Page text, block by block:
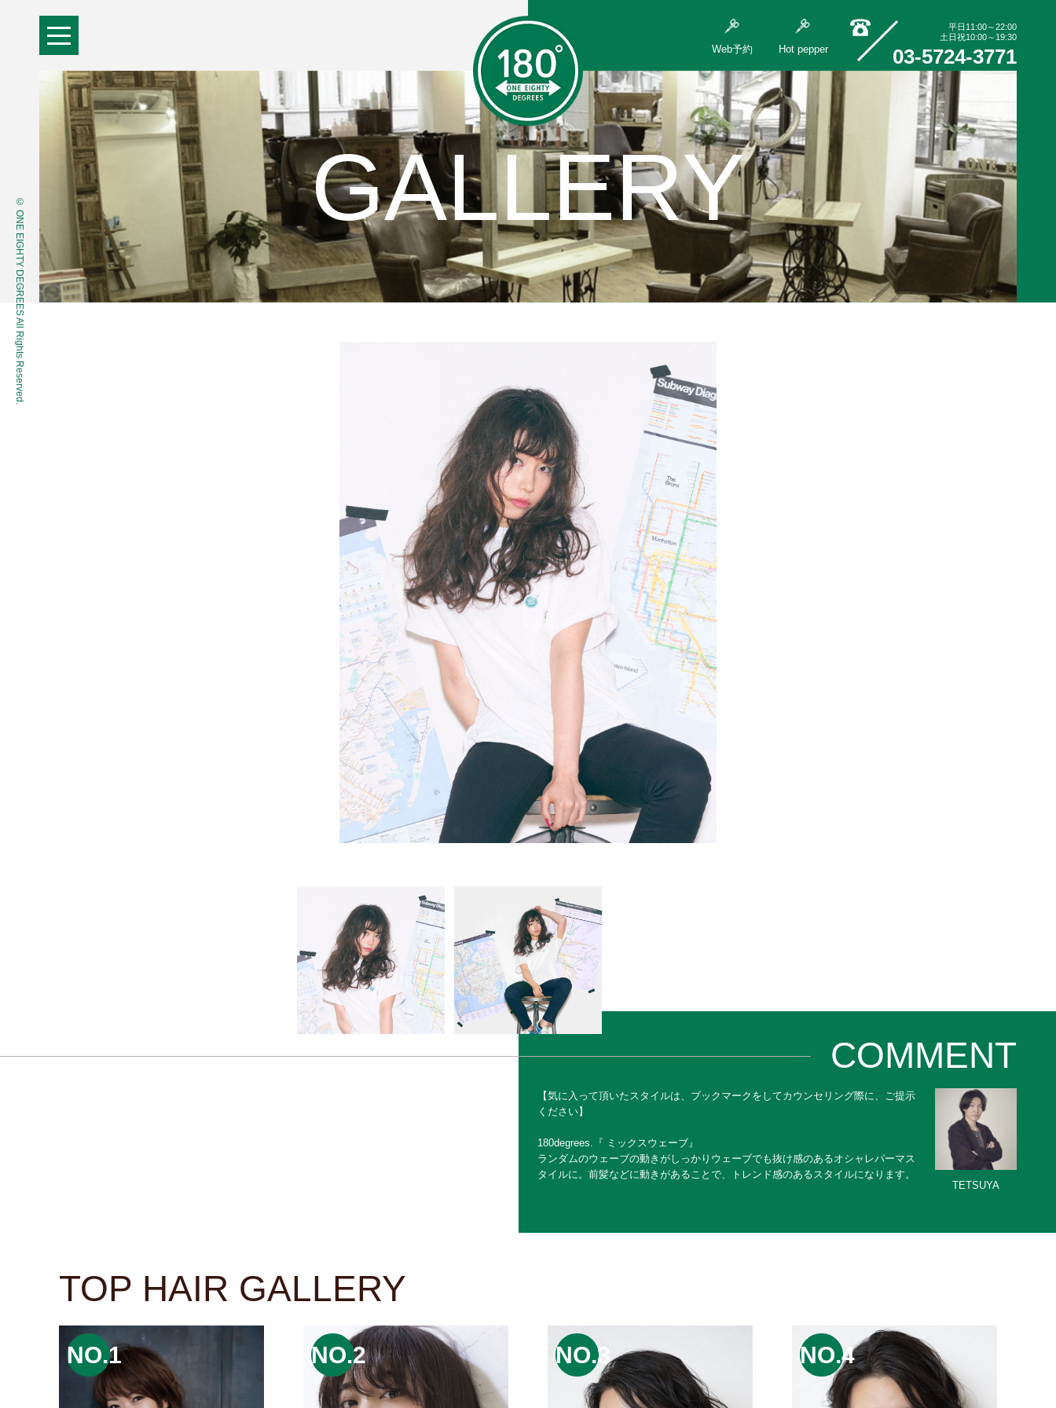
Web予約 Hot pepper
平日11:00～22:00
土日祝10:00～19:30
03-5724-3771
GALLERY
© ONE EIGHTY DEGREES All Rights Reserved.
COMMENT
【気に入って頂いたスタイルは、ブックマークをしてカウンセリング際に、ご提示
ください】
180degrees.『 ミックスウェーブ』
ランダムのウェーブの動きがしっかりウェーブでも抜け感のあるオシャレパーマス
タイルに。前髪などに動きがあることで、トレンド感のあるスタイルになります。
TETSUYA
TOP HAIR GALLERY